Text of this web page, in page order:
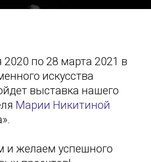
2020 по 28 марта 2021 в
искусства
выставка нашего
Марии Никитиной
и желаем успешного